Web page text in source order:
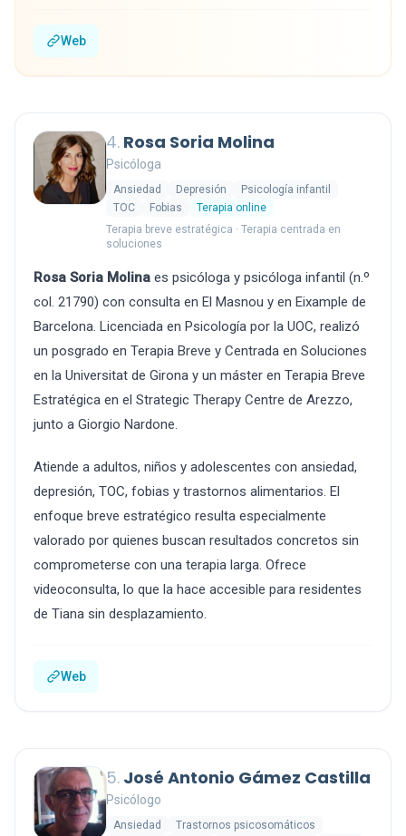
Web
4. Rosa Soria Molina
Psicóloga
Ansiedad Depresión
Psicología infantil
TOC
Fobias
Terapia online
Terapia breve estratégica · Terapia centrada en
soluciones
Rosa Soria Molina es psicóloga y psicóloga infantil (n.º
col. 21790) con consulta en El Masnou y en Eixample de
Barcelona. Licenciada en Psicología por la UOC, realizó
un posgrado en Terapia Breve y Centrada en Soluciones
en la Universitat de Girona y un máster en Terapia Breve
Estratégica en el Strategic Therapy Centre de Arezzo,
junto a Giorgio Nardone.
Atiende a adultos, niños y adolescentes con ansiedad,
depresión, TOC, fobias y trastornos alimentarios. El
enfoque breve estratégico resulta especialmente
valorado por quienes buscan resultados concretos sin
comprometerse con una terapia larga. Ofrece
videoconsulta, lo que la hace accesible para residentes
de Tiana sin desplazamiento.
Web
5. José Antonio Gámez Castilla
Psicólogo
Ansiedad
Trastornos psicosomáticos